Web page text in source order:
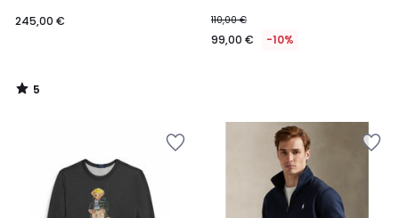
245,00 €
5
/
110,00 €
99,00 € -10%